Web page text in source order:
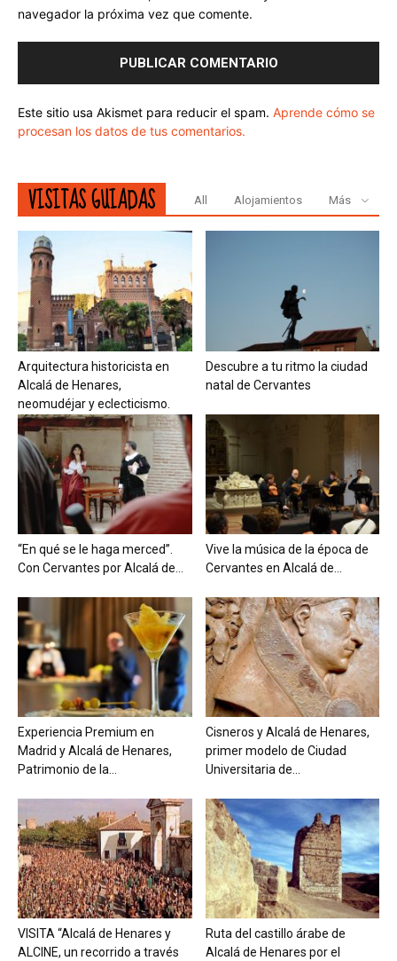
navegador la próxima vez que comente.
Este sitio usa Akismet para reducir el spam. Aprende cómo se
procesan los datos de tus comentarios.
VISITAS GUIADAS All Alojamientos Más
Arquitectura historicista en
Alcalá de Henares,
neomudéjar y eclecticismo.
Descubre a tu ritmo la ciudad
natal de Cervantes
“En qué se le haga merced”.
Con Cervantes por Alcalá de...
Vive la música de la época de
Cervantes en Alcalá de...
Experiencia Premium en
Madrid y Alcalá de Henares,
Patrimonio de la...
Cisneros y Alcalá de Henares,
primer modelo de Ciudad
Universitaria de...
VISITA “Alcalá de Henares y
ALCINE, un recorrido a través
Ruta del castillo árabe de
Alcalá de Henares por el